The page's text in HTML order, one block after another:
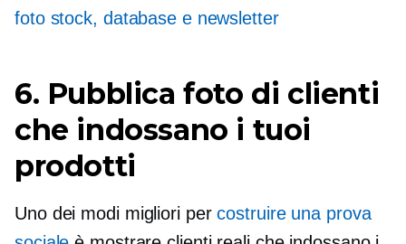
foto stock, database e newsletter
6. Pubblica foto di clienti
che indossano i tuoi
prodotti
Uno dei modi migliori percostruire una prova